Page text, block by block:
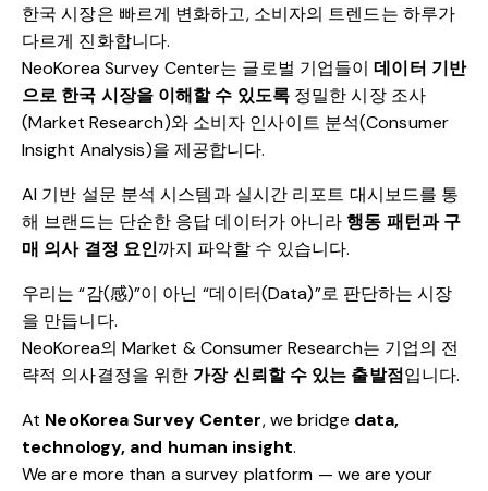
한국 시장은 빠르게 변화하고, 소비자의 트렌드는 하루가
다르게 진화합니다.
NeoKorea Survey Center는 글로벌 기업들이데이터 기반
으로 한국 시장을 이해할 수 있도록정밀한 시장 조사
(Market Research)와 소비자 인사이트 분석(Consumer
Insight Analysis)을 제공합니다.
AI 기반 설문 분석 시스템과 실시간 리포트 대시보드를 통
해 브랜드는 단순한 응답 데이터가 아니라 행동 패턴과 구
매 의사 결정 요인까지 파악할 수 있습니다.
우리는 “감(感)”이 아닌 “데이터(Data)”로 판단하는 시장
을 만듭니다.
NeoKorea의 Market & Consumer Research는 기업의 전
략적 의사결정을 위한 가장 신뢰할 수 있는 출발점입니다.
At NeoKorea Survey Center, we bridge data,
technology, and human insight.
We are more than a survey platform — we are your